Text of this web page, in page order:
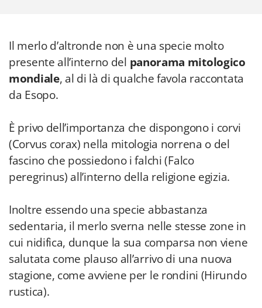
Il merlo d’altronde non è una specie molto
presente all’interno del panorama mitologico
mondiale, al di là di qualche favola raccontata
da Esopo.
È privo dell’importanza che dispongono i corvi
(Corvus corax) nella mitologia norrena o del
fascino che possiedono i falchi (Falco
peregrinus) all’interno della religione egizia.
Inoltre essendo una specie abbastanza
sedentaria, il merlo sverna nelle stesse zone in
cui nidifica, dunque la sua comparsa non viene
salutata come plauso all’arrivo di una nuova
stagione, come avviene per le rondini (Hirundo
rustica).